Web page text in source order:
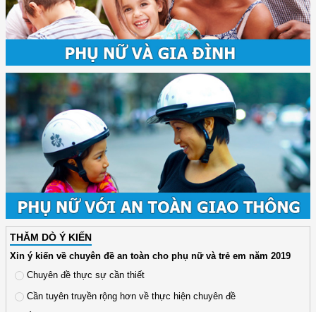
THĂM DÒ Ý KIẾN
Xin ý kiến về chuyên đề an toàn cho phụ nữ và trẻ em năm 2019
Chuyên đề thực sự cần thiết
Cần tuyên truyền rộng hơn về thực hiện chuyên đề